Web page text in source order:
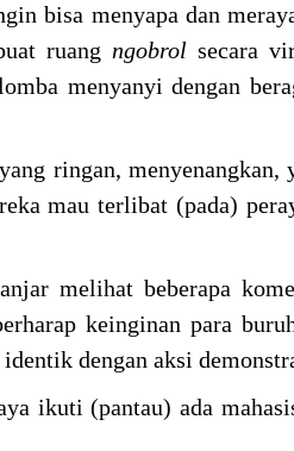
bisa menyapa dan
ruang ngobrol secara
menyanyi dengan
ringan, menyenangkan,
mau terlibat (pada)
melihat beberapa
keinginan para
dengan aksi
ikuti (pantau) ada